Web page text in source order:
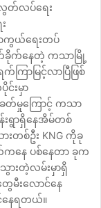
တ်လပ်ရေး
ကွယ်ရေးတပ်
ခိုက်နေတဲ့ ကသာမြို့
ြာမြင့်လာပြီဖြစ်
းမှာ
တ်မှုကြောင့် ကသာ
းရွာရှိနေအိမ်တစ်
တစ်ဦး KNG ကိုခု
ကနေ ပစ်နေတာ ခုက
ားတဲ့လမ်းမှာရှိ
မီးလောင်နေ
ေရတယ်။